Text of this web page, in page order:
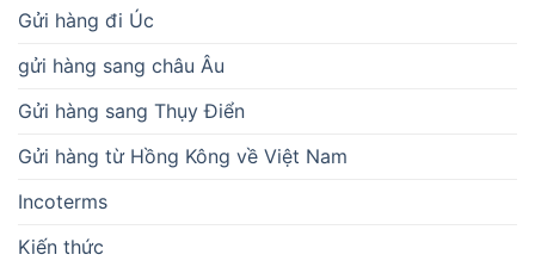
Gửi hàng đi Úc
gửi hàng sang châu Âu
Gửi hàng sang Thụy Điển
Gửi hàng từ Hồng Kông về Việt Nam
Incoterms
Kiến thức